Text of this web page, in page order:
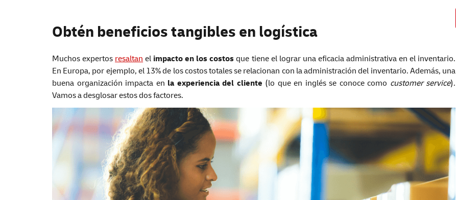
Obtén beneficios tangibles en logística
Muchos expertos resaltan el impacto en los costos que tiene el lograr una eficacia administrativa en el inventario.
En Europa, por ejemplo, el 13% de los costos totales se relacionan con la administración del inventario. Además, una
buena organización impacta en la experiencia del cliente (lo que en inglés se conoce como customer service).
Vamos a desglosar estos dos factores.